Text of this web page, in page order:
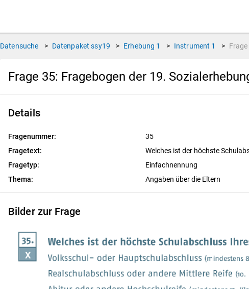
Datensuche > Datenpaket ssy19 > Erhebung 1 > Instrument 1 > Frage
Frage 35: Fragebogen der 19.
Details
Fragenummer:
35
Fragetext:
Welches ist der höchste
Fragetyp:
Einfachnennung
Thema:
Angaben über die Eltern
Bilder zur Frage